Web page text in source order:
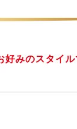
好みのスタイ